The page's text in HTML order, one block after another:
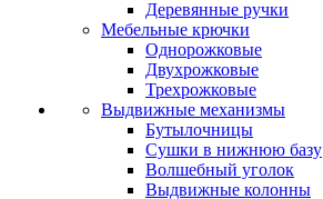
Деревянные ручки
Мебельные крючки
Однорожковые
Двухрожковые
Трехрожковые
Выдвижные механизмы
Бутылочницы
Сушки в нижнюю базу
Волшебный уголок
Выдвижные колонны